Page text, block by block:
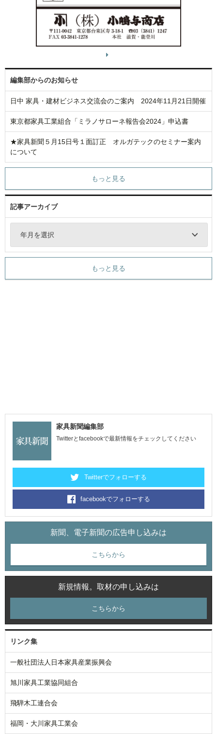
編集部からのお知らせ
日中 家具・建材ビジネス交流会のご案内 2024年11月21日開催
東京都家具工業組合「ミラノサローネ報告会2024」申込書
★家具新聞５月15日号１面訂正 オルガテックのセミナー案内
について
もっと見る
記事アーカイブ
年月を選択
もっと見る
家具新聞編集部
Twitterとfacebookで最新情報をチェックしてください
Twitterでフォローする
facebookでフォローする
新聞、電子新聞の広告申し込みは
こちらから
新規情報。取材の申し込みは
こちらから
リンク集
一般社団法人日本家具産業振興会
旭川家具工業協同組合
飛騨木工連合会
福岡・大川家具工業会